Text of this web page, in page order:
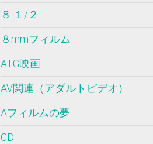
８ １/２
８mmフィルム
ATG映画
AV関連（アダルトビデオ）
Aフィルムの夢
CD